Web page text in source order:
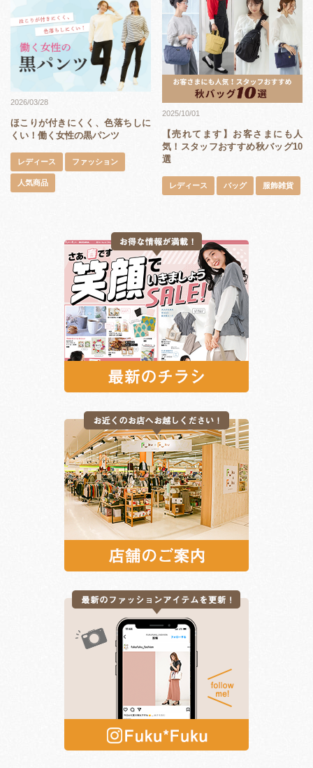
ほこりが付きにくく、色落ちしに
くい！働く女性の黒パンツ
2026/03/28
レディース ファッション
人気商品
【売れてます】お客さまにも人
気！スタッフおすすめ秋バッグ10
選
2025/10/01
レディース バッグ 服飾雑貨